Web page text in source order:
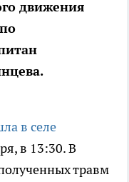
движения
в селе
в 13:30. В
травм